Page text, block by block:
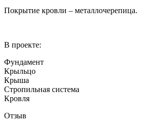
Покрытие кровли – металлочерепица.
В проекте:
Фундамент
Крыльцо
Крыша
Стропильная система
Кровля
Отзыв